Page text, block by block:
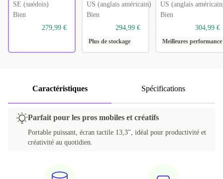
SE (suédois)
Bien
279,99 €
US (anglais américain)
Bien
294,99 €
Plus de stockage
US (anglais
Bien
304,99 €
Meilleures performance
Caractéristiques Spécifications
Parfait pour les pros mobiles et créatifs
Portable puissant, écran tactile 13,3", idéal pour productivité et
créativité au quotidien.